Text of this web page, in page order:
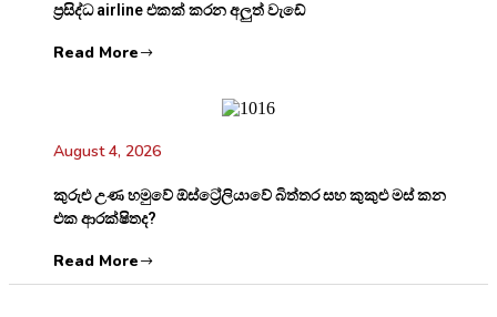
ප්‍රසිද්ධ airline එකක් කරන අලුත් වැඩේ
Read More
August 4, 2026
කුරුළු උණ හමුවේ ඕස්ට්‍රේලියාවේ බිත්තර සහ කුකුළු මස් කන
එක ආරක්ෂිතද?
Read More